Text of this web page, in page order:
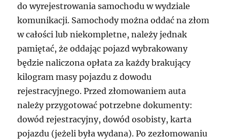
do wyrejestrowania samochodu w wydziale
komunikacji. Samochody można oddać na złom
w całości lub niekompletne, należy jednak
pamiętać, że oddając pojazd wybrakowany
będzie naliczona opłata za każdy brakujący
kilogram masy pojazdu z dowodu
rejestracyjnego. Przed złomowaniem auta
należy przygotować potrzebne dokumenty:
dowód rejestracyjny, dowód osobisty, karta
pojazdu (jeżeli była wydana). Po zezłomowaniu